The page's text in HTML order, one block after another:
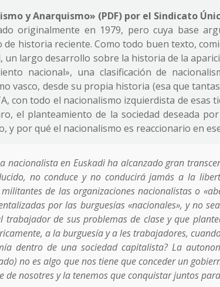
y Anarquismo» (PDF) por el Sindicato
originalmente en 1979, pero cuya base
de historia reciente. Como todo buen texto,
un largo desarrollo sobre la historia de la
nacional», una clasificación de
vasco, desde su propia historia (esa que
con todo el nacionalismo izquierdista de esas
el planteamiento de la sociedad deseada
y por qué el nacionalismo es reaccionario en
nacionalista en Euskadi ha alcanzado gran
no conduce y no conducirá jamás a la
de las organizaciones nacionalistas o
por las burguesías «nacionales», y no
trabajador de sus problemas de clase y que
a la burguesía y a les trabajadores,
dentro de una sociedad capitalista? La
no es algo que nos tiene que conceder un
de nosotres y la tenemos que conquistar juntos